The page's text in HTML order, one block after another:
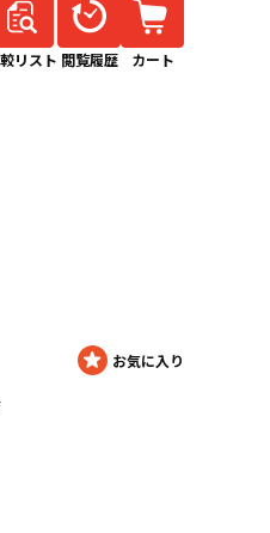
リスト 閲覧履歴 カート